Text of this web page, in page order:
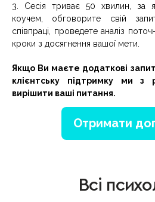
3. Сесія триває 50 хвилин, за
коучем, обговорите свій
співпраці, проведете аналіз
кроки з досягнення вашої мети.
Якщо Ви маєте додаткові
клієнтську підтримку ми з
вирішити ваші питання.
Отримати
Всі